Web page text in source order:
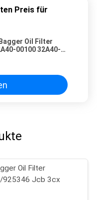
Preis für
Oil Filter
00100 32A40-
Oil Filter
925346 Jcb 3cx